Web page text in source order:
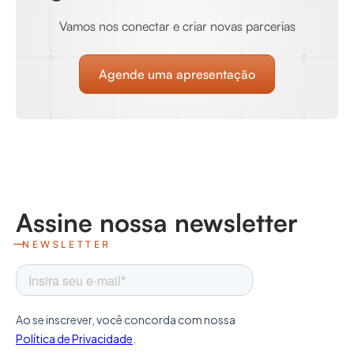
Vamos nos conectar e criar novas parcerias
Agende uma apresentação
Assine nossa newsletter
NEWSLETTER